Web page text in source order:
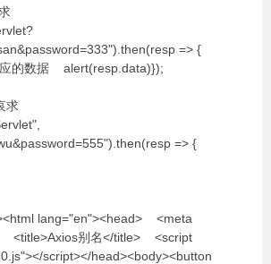
=> {
的数据 alert(resp.data)});
求
=> {
lang="en"><head> <meta
<title>Axios别名</title> <script
script></head><body><button